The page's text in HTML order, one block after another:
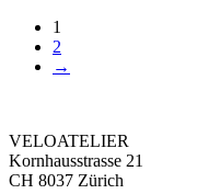
1
2
→
VELOATELIER
Kornhausstrasse 21
CH 8037 Zürich